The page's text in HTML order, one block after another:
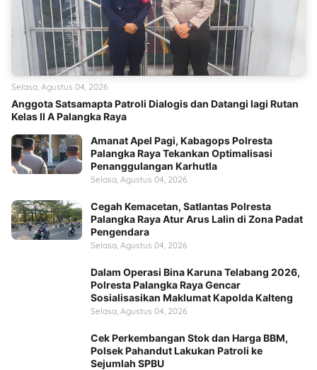
Anggota Satsamapta Patroli Dialogis dan Datangi lagi Rutan
Kelas II A Palangka Raya
Selasa, Agustus 04, 2026
Amanat Apel Pagi, Kabagops Polresta
Palangka Raya Tekankan Optimalisasi
Penanggulangan Karhutla
Selasa, Agustus 04, 2026
Cegah Kemacetan, Satlantas Polresta
Palangka Raya Atur Arus Lalin di Zona Padat
Pengendara
Selasa, Agustus 04, 2026
Dalam Operasi Bina Karuna Telabang 2026,
Polresta Palangka Raya Gencar
Sosialisasikan Maklumat Kapolda Kalteng
Selasa, Agustus 04, 2026
Cek Perkembangan Stok dan Harga BBM,
Polsek Pahandut Lakukan Patroli ke
Sejumlah SPBU